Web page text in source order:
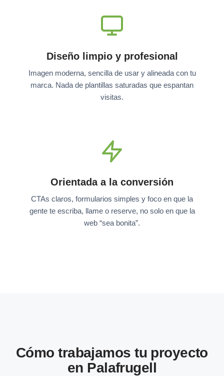
Diseño limpio y profesional
Imagen moderna, sencilla de usar y alineada con tu
marca. Nada de plantillas saturadas que espantan
visitas.
Orientada a la conversión
CTAs claros, formularios simples y foco en que la
gente te escriba, llame o reserve, no solo en que la
web “sea bonita”.
Cómo trabajamos tu proyecto
en Palafrugell